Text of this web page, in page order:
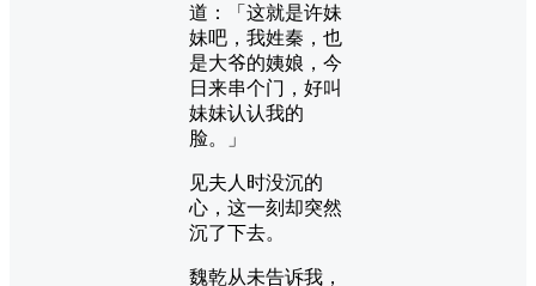
道：「这就是许妹
妹吧，我姓秦，也
是大爷的姨娘，今
日来串个门，好叫
妹妹认认我的
脸。」
见夫人时没沉的
心，这一刻却突然
沉了下去。
魏乾从未告诉我，